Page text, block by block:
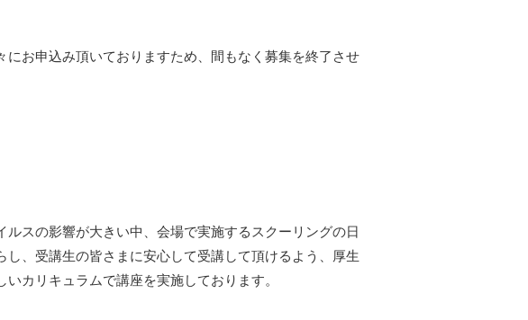
お申込み頂いておりますため、間もなく募集を終了させ
スの影響が大きい中、会場で実施するスクーリングの日
、受講生の皆さまに安心して受講して頂けるよう、厚生
カリキュラムで講座を実施しております。